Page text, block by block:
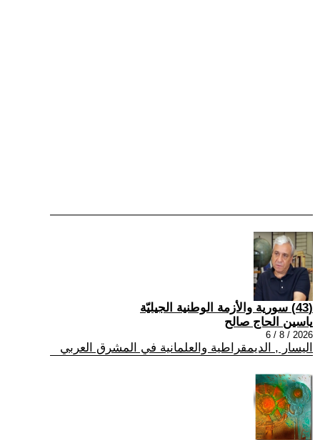
(43) سورية والأزمة الوطنية الجيليّة
ياسين الحاج صالح
2026 / 8 / 6
اليسار , الديمقراطية والعلمانية في المشرق العربي